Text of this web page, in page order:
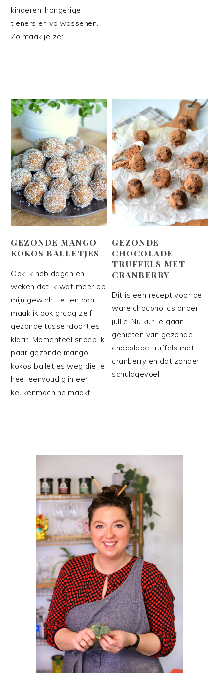
kinderen, hongerige
tieners en volwassenen.
Zo maak je ze:
GEZONDE MANGO
KOKOS BALLETJES
Ook ik heb dagen en
weken dat ik wat meer op
mijn gewicht let en dan
maak ik ook graag zelf
gezonde tussendoortjes
klaar. Momenteel snoep ik
paar gezonde mango
kokos balletjes weg die je
heel eenvoudig in een
keukenmachine maakt.
GEZONDE
CHOCOLADE
TRUFFELS MET
CRANBERRY
Dit is een recept voor de
ware chocoholics onder
jullie. Nu kun je gaan
genieten van gezonde
chocolade truffels met
cranberry en dat zonder
schuldgevoel!